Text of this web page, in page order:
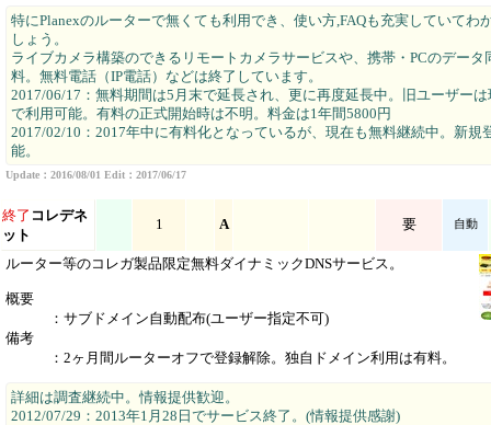
特にPlanexのルーターで無くても利用でき、使い方,FAQも充実していてわ
しょう。
ライブカメラ構築のできるリモートカメラサービスや、携帯・PCのデータ
料。無料電話（IP電話）などは終了しています。
2017/06/17：無料期間は5月末で延長され、更に再度延長中。旧ユーザー
で利用可能。有料の正式開始時は不明。料金は1年間5800円
2017/02/10：2017年中に有料化となっているが、現在も無料継続中。新規
能。
Update：2016/08/01 Edit：2017/06/17
終了 コレデネ
ット
1 A 要 自動
ルーター等のコレガ製品限定無料ダイナミックDNSサービス。
概要
：サブドメイン自動配布(ユーザー指定不可)
備考
：2ヶ月間ルーターオフで登録解除。独自ドメイン利用は有料。
詳細は調査継続中。情報提供歓迎。
2012/07/29：2013年1月28日でサービス終了。(情報提供感謝)